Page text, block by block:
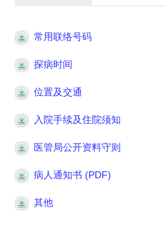
常用联络号码
探病时间
位置及交通
入院手续及住院须知
医管局公开资料守则
病人通知书 (PDF)
其他